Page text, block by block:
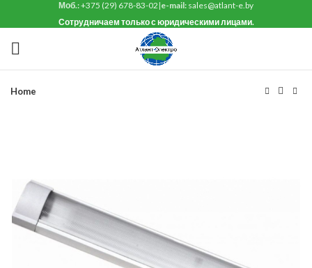
Моб.:+375 (29) 678-83-02 |e-mail: sales@atlant-e.by
Сотрудничаем только с юридическими лицами.
Home